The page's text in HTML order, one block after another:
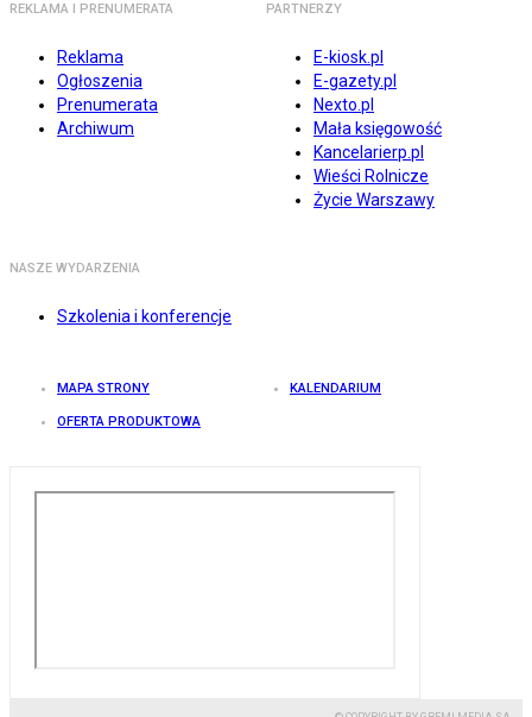
REKLAMA I PRENUMERATA
Reklama
Ogłoszenia
Prenumerata
Archiwum
PARTNERZY
E-kiosk.pl
E-gazety.pl
Nexto.pl
Mała księgowość
Kancelarierp.pl
Wieści Rolnicze
Życie Warszawy
NASZE WYDARZENIA
Szkolenia i konferencje
MAPA STRONY KALENDARIUM
OFERTA PRODUKTOWA